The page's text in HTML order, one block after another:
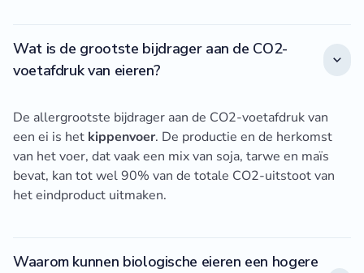
Wat is de grootste bijdrager aan de CO2-
voetafdruk van eieren?
De allergrootste bijdrager aan de CO2-voetafdruk van
een ei is het kippenvoer. De productie en de herkomst
van het voer, dat vaak een mix van soja, tarwe en maïs
bevat, kan tot wel 90% van de totale CO2-uitstoot van
het eindproduct uitmaken.
Waarom kunnen biologische eieren een hogere